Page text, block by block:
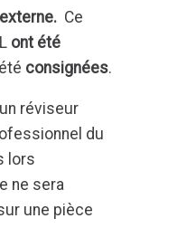
Ce
ont été
consignées.
réviseur
du
lors
ne sera
une pièce